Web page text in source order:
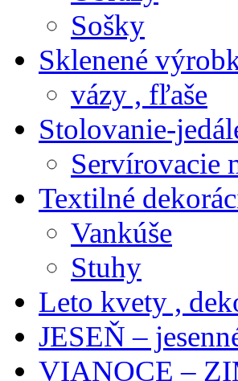
Sošky
Sklenené
vázy , fľaše
Stolovanie-
Servírovacie
Textilné
Vankúše
Stuhy
Leto kvety ,
JESEŇ –
VIANOCE –